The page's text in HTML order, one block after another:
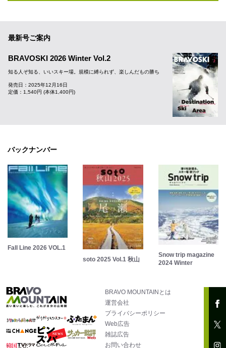
最新号ご案内
BRAVOSKI 2026 Winter Vol.2
知る人ぞ知る、いいスキー場。規模に縛られず、楽しんだもの勝ち
発売日：2025年12月16日
定価：1,540円 (本体1,400円)
バックナンバー
Fall Line 2026 VOL.1
soto 2025 Vol.1 秋山
Snow trip magazine
2024 Winter
BRAVO MOUNTAINとは
運営会社
プライバシーポリシー
Web広告
雑誌広告
お問い合わせ